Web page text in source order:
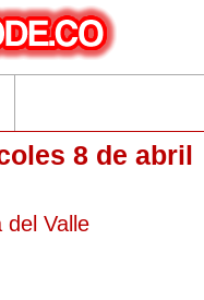
8 de abril
del Valle